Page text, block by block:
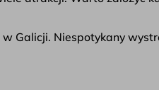
Galicji. Niespotykany